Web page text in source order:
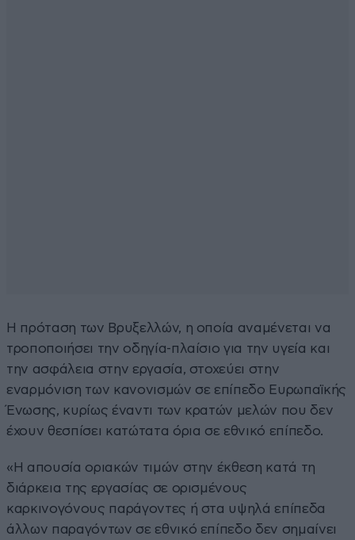
Η πρόταση των Βρυξελλών, η οποία αναμένεται να
τροποποιήσει την οδηγία-πλαίσιο για την υγεία και
την ασφάλεια στην εργασία, στοχεύει στην
εναρμόνιση των κανονισμών σε επίπεδο Ευρωπαϊκής
Ένωσης, κυρίως έναντι των κρατών μελών που δεν
έχουν θεσπίσει κατώτατα όρια σε εθνικό επίπεδο.
«Η απουσία οριακών τιμών στην έκθεση κατά τη
διάρκεια της εργασίας σε ορισμένους
καρκινογόνους παράγοντες ή στα υψηλά επίπεδα
άλλων παραγόντων σε εθνικό επίπεδο δεν σημαίνει